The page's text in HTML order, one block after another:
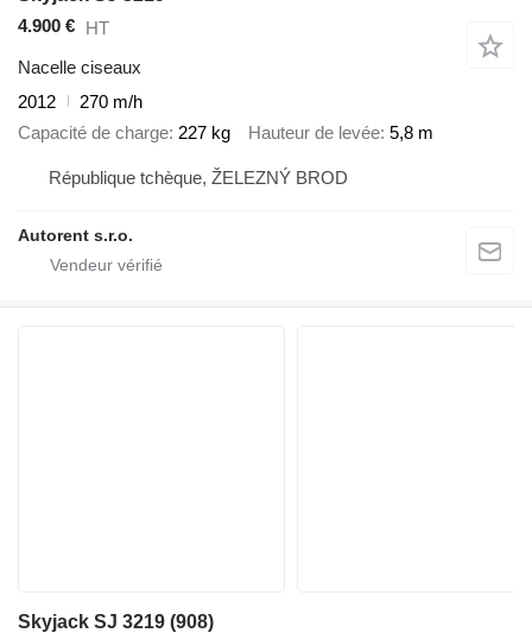
4.900 € HT
Nacelle ciseaux
2012
270 m/h
Capacité de charge 227 kg Hauteur de levée 5,8 m
République tchèque, ŽELEZNÝ BROD
Autorent s.r.o.
Skyjack SJ 3219 (908)